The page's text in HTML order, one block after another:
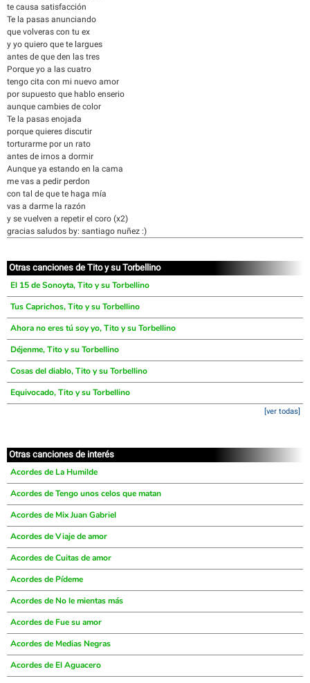
te causa satisfacción
Te la pasas anunciando
que volveras con tu ex
y yo quiero que te largues
antes de que den las tres
Porque yo a las cuatro
tengo cita con mi nuevo amor
por supuesto que hablo enserio
aunque cambies de color
Te la pasas enojada
porque quieres discutir
torturarme por un rato
antes de irnos a dormir
Aunque ya estando en la cama
me vas a pedir perdon
con tal de que te haga mía
vas a darme la razón
y se vuelven a repetir el coro (x2)
gracias saludos by: santiago nuñez :)
Otras canciones de Tito y su Torbellino
El 15 de Sonoyta, Tito y su Torbellino
Tus Caprichos, Tito y su Torbellino
Ahora no eres tú soy yo, Tito y su Torbellino
Déjenme, Tito y su Torbellino
Cosas del diablo, Tito y su Torbellino
Equivocado, Tito y su Torbellino
[ver todas]
Otras canciones de interés
Acordes de La Humilde
Acordes de Tengo unos celos que matan
Acordes de Mix Juan Gabriel
Acordes de Viaje de amor
Acordes de Cuitas de amor
Acordes de Pídeme
Acordes de No le mientas más
Acordes de Fue su amor
Acordes de Medias Negras
Acordes de El Aguacero